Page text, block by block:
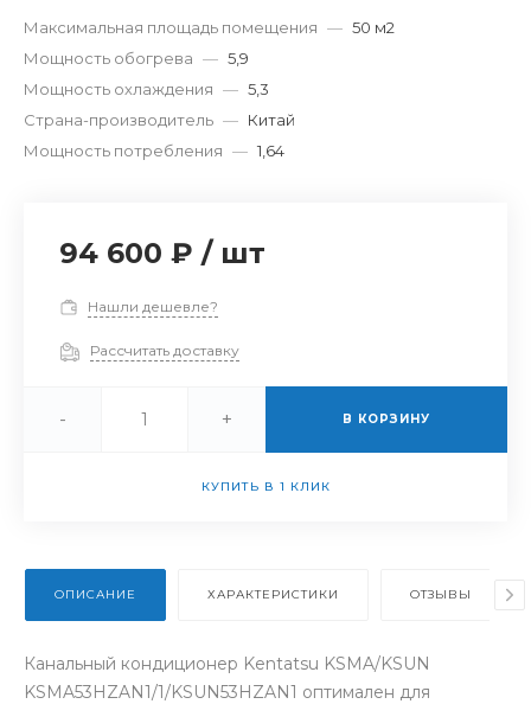
Максимальная площадь помещения — 50 м2
Мощность обогрева — 5,9
Мощность охлаждения — 5,3
Страна-производитель — Китай
Мощность потребления — 1,64
94 600 ₽ / шт
Нашли дешевле?
Рассчитать доставку
- + В КОРЗИНУ
КУПИТЬ В 1 КЛИК
ОПИСАНИЕ ХАРАКТЕРИСТИКИ ОТЗЫВЫ
Канальный кондиционер Kentatsu KSMA/KSUN
KSMA53HZAN1/1/KSUN53HZAN1 оптимален для